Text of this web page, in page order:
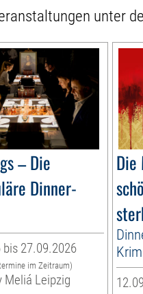
unter
– Die
Dinner-
27.09.2026
im Zeitraum)
Meliá Leipzig
Die